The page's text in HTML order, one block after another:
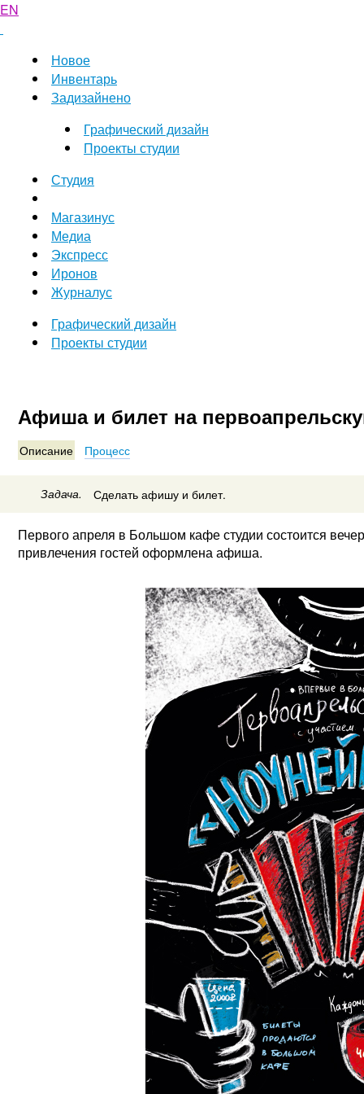
EN
Новое
Инвентарь
Задизайнено
Графический дизайн
Проекты студии
Студия
Магазинус
Медиа
Экспресс
Иронов
Журналус
Графический дизайн
Проекты студии
Афиша и билет на
Описание Процесс
Задача. Сделать афишу и билет.
Первого апреля в Большом кафе студии состоится
привлечения гостей оформлена афиша.